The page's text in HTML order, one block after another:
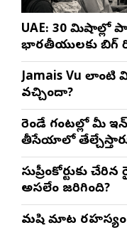
UAE: 30 నిమిషాల్లో
భారతీయులకు బిగ్
Jamais Vu లాంటి
వచ్చిందా?
రెండే గంటల్లో మీ
తీసేయాలో
సుప్రీంకోర్టుకు
అసలేం జరిగింది?
మనిషి మాట